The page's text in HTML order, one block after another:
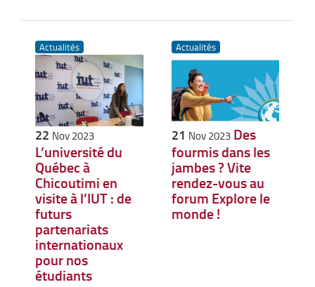
Actualités
22 Nov 2023
L’université du
Québec à
Chicoutimi en
visite à l’IUT : de
futurs
partenariats
internationaux
pour nos
étudiants
Actualités
21 Nov 2023 Des
fourmis dans les
jambes ? Vite
rendez-vous au
forum Explore le
monde !